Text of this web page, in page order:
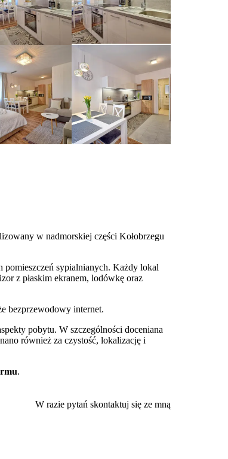
w nadmorskiej części Kołobrzegu
pomieszczeń sypialnianych. Każdy lokal
z płaskim ekranem, lodówkę oraz
bezprzewodowy internet.
pobytu. W szczególności doceniana
również za czystość, lokalizację i
.
W niewielkiej odległości znajduje
moloi przylegającą do niego
W razie pytań skontaktuj się ze mną